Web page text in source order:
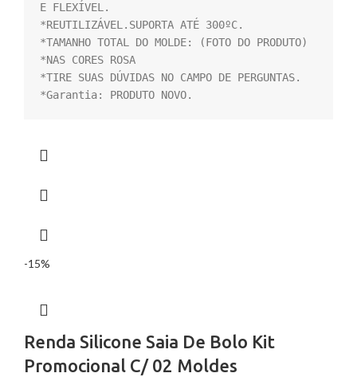
E FLEXÍVEL.
*REUTILIZÁVEL.SUPORTA ATÉ 300ºC.
*TAMANHO TOTAL DO MOLDE: (FOTO DO PRODUTO)
*NAS CORES ROSA
*TIRE SUAS DÚVIDAS NO CAMPO DE PERGUNTAS.
*Garantia: PRODUTO NOVO.
-15%
Renda Silicone Saia De Bolo Kit
Promocional C/ 02 Moldes